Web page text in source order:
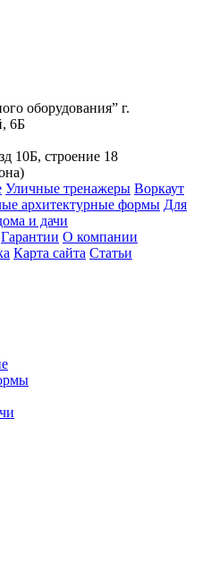
оборудования” г.
6Б
10Б, строение 18
Уличные тренажеры Воркаут
архитектурные формы Для
и дачи
Гарантии О компании
Карта сайта Статьи